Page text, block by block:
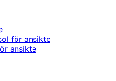
för ansikte
ansikte